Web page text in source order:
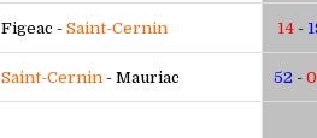
Figeac - Saint-Cernin 14-
Saint-Cernin - Mauriac 52 -